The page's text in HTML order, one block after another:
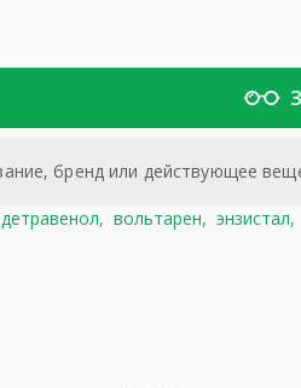
детравенол, вольтарен, энзистал,